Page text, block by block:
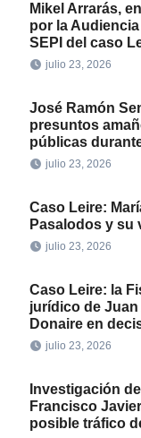
Mikel Arrarás,
por la
SEPI del caso
julio 23, 2026
José Ramón
presuntos
públicas
julio 23, 2026
Caso Leire:
Pasalodos y su
julio 23, 2026
Caso Leire: la
jurídico de
Donaire en
julio 23, 2026
Investigación
Francisco
posible tráfico